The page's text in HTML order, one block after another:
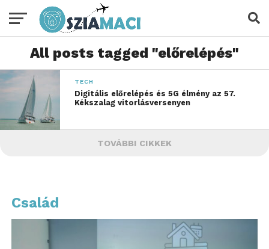
All posts tagged "előrelépés"
TECH
Digitális előrelépés és 5G élmény az 57.
Kékszalag vitorlásversenyen
TOVÁBBI CIKKEK
Család